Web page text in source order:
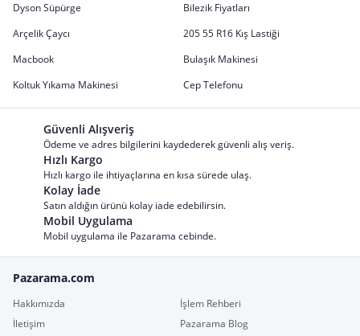
Dyson Süpürge
Bilezik Fiyatları
Arçelik Çaycı
205 55 R16 Kış Lastiği
Macbook
Bulaşık Makinesi
Koltuk Yıkama Makinesi
Cep Telefonu
Güvenli Alışveriş
Ödeme ve adres bilgilerini kaydederek güvenli alış veriş.
Hızlı Kargo
Hızlı kargo ile ihtiyaçlarına en kısa sürede ulaş.
Kolay İade
Satın aldığın ürünü kolay iade edebilirsin.
Mobil Uygulama
Mobil uygulama ile Pazarama cebinde.
Pazarama.com
Hakkımızda
İşlem Rehberi
İletişim
Pazarama Blog